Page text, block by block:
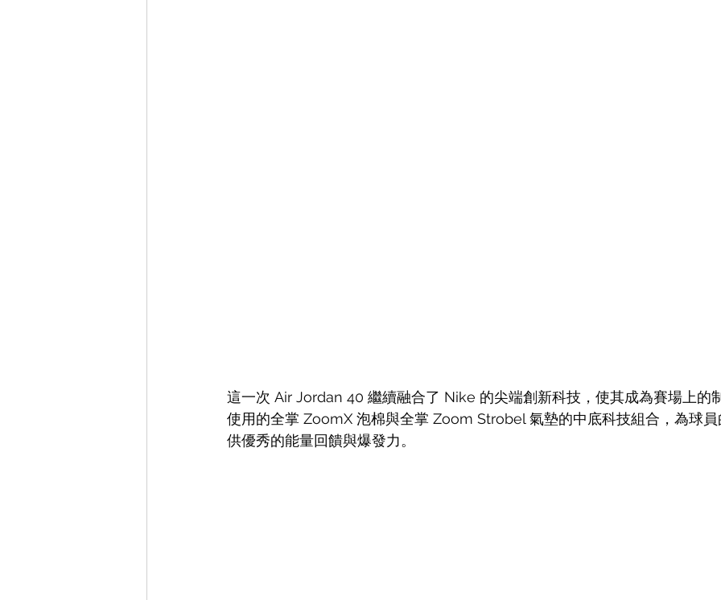
這一次 Air Jordan 40 繼續融合了 Nike 的尖端創新科技，使其成為賽場上的
使用的全掌 ZoomX 泡棉與全掌 Zoom Strobel 氣墊的中底科技組合，為球
供優秀的能量回饋與爆發力。